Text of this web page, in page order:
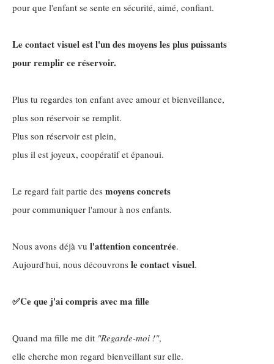
pour que l'enfant se sente en sécurité, aimé, confiant.
Le contact visuel est l'un des moyens les plus puissants
pour remplir ce réservoir.
Plus tu regardes ton enfant avec amour et bienveillance,
plus son réservoir se remplit.
Plus son réservoir est plein,
plus il est joyeux, coopératif et épanoui.
Le regard fait partie des moyens concrets
pour communiquer l'amour à nos enfants.
Nous avons déjà vu l'attention concentrée.
Aujourd'hui, nous découvrons le contact visuel.
✅Ce que j'ai compris avec ma fille
Quand ma fille me dit "Regarde-moi !",
elle cherche mon regard bienveillant sur elle.